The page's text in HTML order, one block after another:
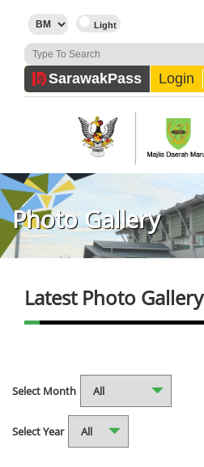
SarawakPass Login
Photo Gallery
Latest Photo Gallery
Select Month
Select Year